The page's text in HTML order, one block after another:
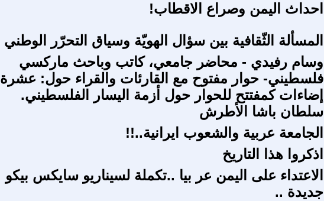
احداث اليمن وصراع الاقطاب!
المسألة الثّقافية بين سؤال الهويّة وسياق التحرّر الوطني
وسام رفيدي - محاضر جامعي، كاتب وباحث ماركسي
فلسطيني- حوار مفتوح مع القارئات والقراء حول: عشرة
إضاءات كمفتتح للحوار حول أزمة اليسار الفلسطيني.
سلطان باشا الأطرش
الجامعة عربية والشعوب ايرانية..!!
اذكروا هذا التاريخ
الاعتداء على اليمن عر بيا ..تكملة لسيناريو سايكس بيكو
جديدة ..